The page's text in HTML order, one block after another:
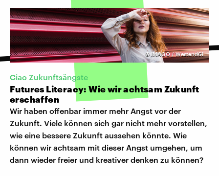
©IMAGO / Westend61
Ciao Zukunftsängste
Futures Literacy: Wie wir achtsam Zukunft
erschaffen
Wir haben offenbar immer mehr Angst vor der
Zukunft. Viele können sich gar nicht mehr vorstellen,
wie eine bessere Zukunft aussehen könnte. Wie
können wir achtsam mit dieser Angst umgehen, um
dann wieder freier und kreativer denken zu können?